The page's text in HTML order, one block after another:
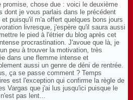
promise, chose due : voici le deuxième
dont je vous parlais dans le précédent
et puisqu'il m'a offert quelques bons jours
livresque, j'espère qu'il saura aussi
le pied à l'étrier du blog après cet
procrastination. J'avoue que là, je
peu à trouver la motivation, très
dans une flemme intense et
aussi un genre de déni de rentrée.
ça se passe comment ? Temps
est l'exception qui confirme la règle de
Vargas que j'ai lus jusqu'ici puisque le
pas lent...